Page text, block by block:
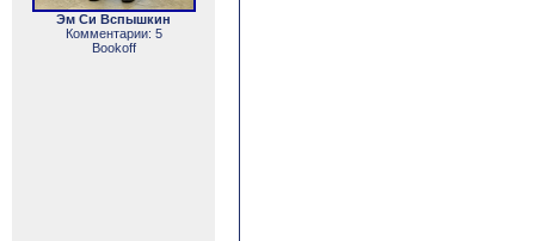
Эм Си Вспышкин
Комментарии: 5
Bookoff